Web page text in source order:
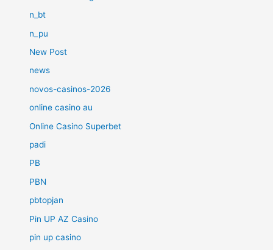
n_bt
n_pu
New Post
news
novos-casinos-2026
online casino au
Online Casino Superbet
padi
PB
PBN
pbtopjan
Pin UP AZ Casino
pin up casino